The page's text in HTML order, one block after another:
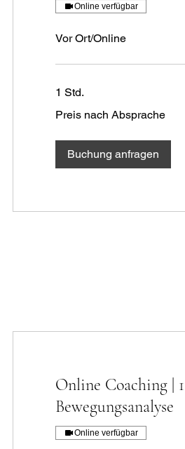
Online verfügbar
Vor Ort/Online
1 Std.
nach
Preis nach Absprache
Buchung anfragen
Online Coaching | 1
Bewegungsanalyse
Online verfügbar